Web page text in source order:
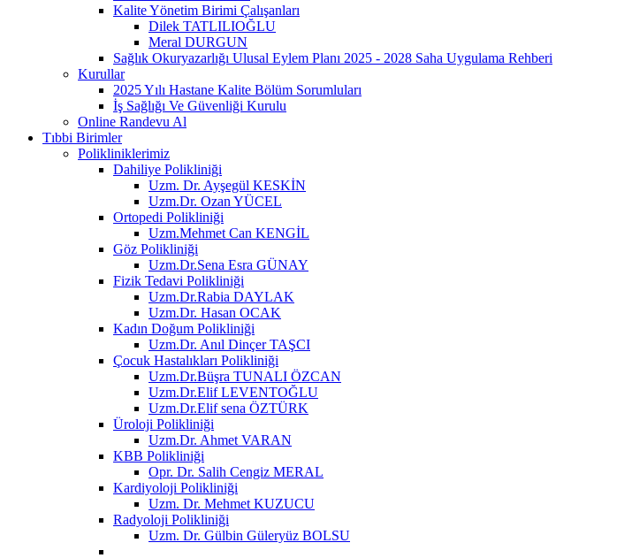
Kalite Yönetim Birimi Çalışanları
Dilek TATLILIOĞLU
Meral DURGUN
Sağlık Okuryazarlığı Ulusal Eylem Planı 2025 - 2028 Saha Uygulama Rehberi
Kurullar
2025 Yılı Hastane Kalite Bölüm Sorumluları
İş Sağlığı Ve Güvenliği Kurulu
Online Randevu Al
Tıbbi Birimler
Polikliniklerimiz
Dahiliye Polikliniği
Uzm. Dr. Ayşegül KESKİN
Uzm.Dr. Ozan YÜCEL
Ortopedi Polikliniği
Uzm.Mehmet Can KENGİL
Göz Polikliniği
Uzm.Dr.Sena Esra GÜNAY
Fizik Tedavi Polikliniği
Uzm.Dr.Rabia DAYLAK
Uzm.Dr. Hasan OCAK
Kadın Doğum Polikliniği
Uzm.Dr. Anıl Dinçer TAŞCI
Çocuk Hastalıkları Polikliniği
Uzm.Dr.Büşra TUNALI ÖZCAN
Uzm.Dr.Elif LEVENTOĞLU
Uzm.Dr.Elif sena ÖZTÜRK
Üroloji Polikliniği
Uzm.Dr. Ahmet VARAN
KBB Polikliniği
Opr. Dr. Salih Cengiz MERAL
Kardiyoloji Polikliniği
Uzm. Dr. Mehmet KUZUCU
Radyoloji Polikliniği
Uzm. Dr. Gülbin Güleryüz BOLSU